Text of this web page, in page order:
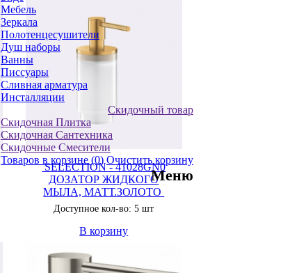
Мебель
Зеркала
Полотенцесушители
Душ наборы
Ванны
Писсуары
Сливная арматура
Инсталляции
Скидочный товар
Скидочная Плитка
Скидочная Сантехника
Скидочные Смесители
Товаров в корзине (0) Очистить корзину
Меню
SELECTION - 41028GN0
ДОЗАТОР ЖИДКОГО
МЫЛА, МАТТ.ЗОЛОТО
Доступное кол-во: 5 шт
В корзину